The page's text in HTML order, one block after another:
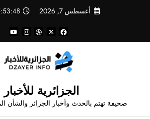
أغسطس 7, 2026 PM
الجزائرية للأخبار
صحيفة تهتم بالحدث وأخبار الجزائر والشأن